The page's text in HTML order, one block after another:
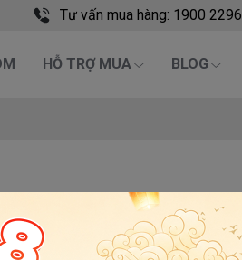
Tư vấn mua hàng: 1900 2296
HỖ TRỢ MUA BLOG